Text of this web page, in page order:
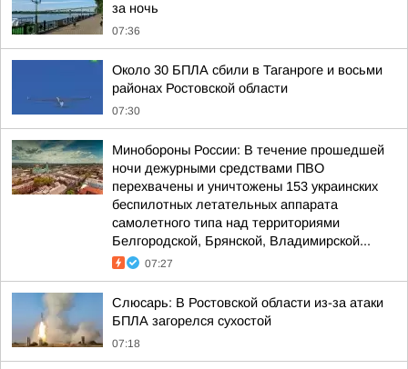
за ночь
07:36
Около 30 БПЛА сбили в Таганроге и восьми
районах Ростовской области
07:30
Минобороны России: В течение прошедшей
ночи дежурными средствами ПВО
перехвачены и уничтожены 153 украинских
беспилотных летательных аппарата
самолетного типа над территориями
Белгородской, Брянской, Владимирской...
07:27
Слюсарь: В Ростовской области из-за атаки
БПЛА загорелся сухостой
07:18